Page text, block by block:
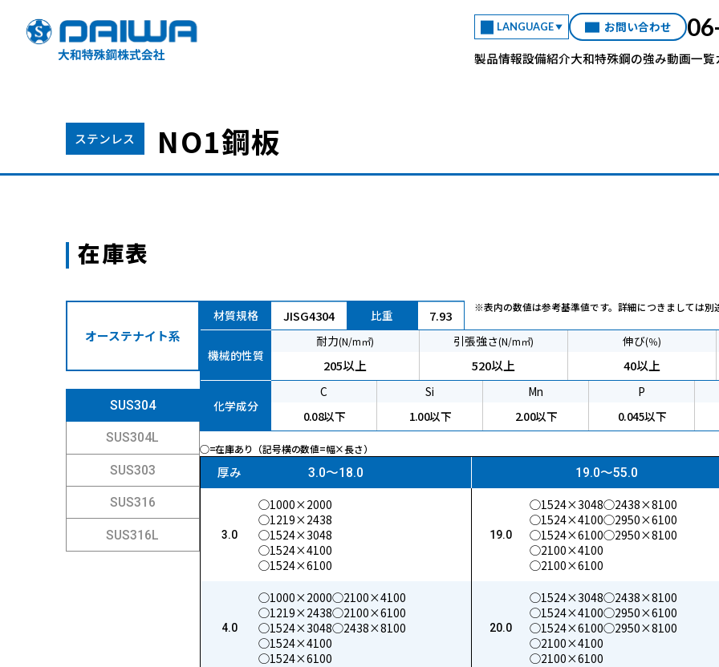
LANGUAGE お問い合わせ
製品情報
製品情報
高合金製品（ニッケル・チタン）
丸棒 鋼板 パイプ
設備紹介大和特殊鋼の強み動画一覧
ステンレス NO1鋼板
在庫表
オーステナイト系
SUS304
SUS304L
SUS303
SUS316
SUS316L
材質規格 JISG4304 比重 7.93
※表内の数値は参考基準値です。詳細につきましては別
機械的性質
耐力(N/m㎡)
205以上
引張強さ(N/m㎡)
520以上
伸び(％)
40以上
化学成分
C
0.08以下
Si
1.00以下
Mn
2.00以下
P
0.045以下
◯=在庫あり（記号横の数値=幅×長さ）
厚み 3.0〜18.0
3.0
◯1000×2000
◯1219×2438
◯1524×3048
◯1524×4100
◯1524×6100
4.0
◯1000×2000
◯1219×2438
◯1524×3048
◯1524×4100
◯1524×6100
◯2100×4100
◯2100×6100
◯2438×8100
19.0〜55.0
19.0
◯1524×3048
◯1524×4100
◯1524×6100
◯2100×4100
◯2100×6100
◯2438×8100
◯2950×6100
◯2950×8100
20.0
◯1524×3048
◯1524×4100
◯1524×6100
◯2100×4100
◯2100×6100
◯2438×8100
◯2950×6100
◯2950×8100